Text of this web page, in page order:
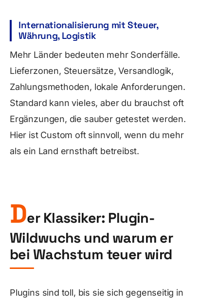
Internationalisierung mit Steuer,
Währung, Logistik
Mehr Länder bedeuten mehr Sonderfälle.
Lieferzonen, Steuersätze, Versandlogik,
Zahlungsmethoden, lokale Anforderungen.
Standard kann vieles, aber du brauchst oft
Ergänzungen, die sauber getestet werden.
Hier ist Custom oft sinnvoll, wenn du mehr
als ein Land ernsthaft betreibst.
Der Klassiker: Plugin-
Wildwuchs und warum er
bei Wachstum teuer wird
Plugins sind toll, bis sie sich gegenseitig in